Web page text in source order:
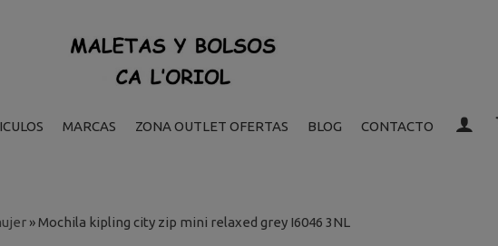
MARCAS ZONA OUTLET OFERTAS BLOG CONTACTO
»Mochila kipling city zip mini relaxed grey I6046 3NL